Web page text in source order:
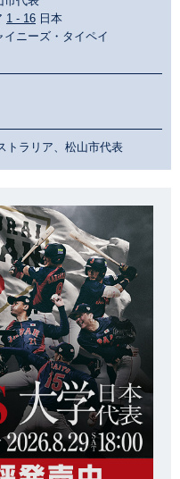
1 - 16 日本
イニーズ・タイペイ
トラリア、松山市代表